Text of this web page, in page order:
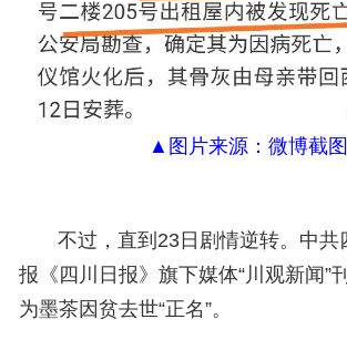
▲ 图片来源： 微博截图
不过，直到23日剧情逆转。中共
报《四川日报》旗下媒体“川观新闻”
为墨茶因贫去世“正名”。